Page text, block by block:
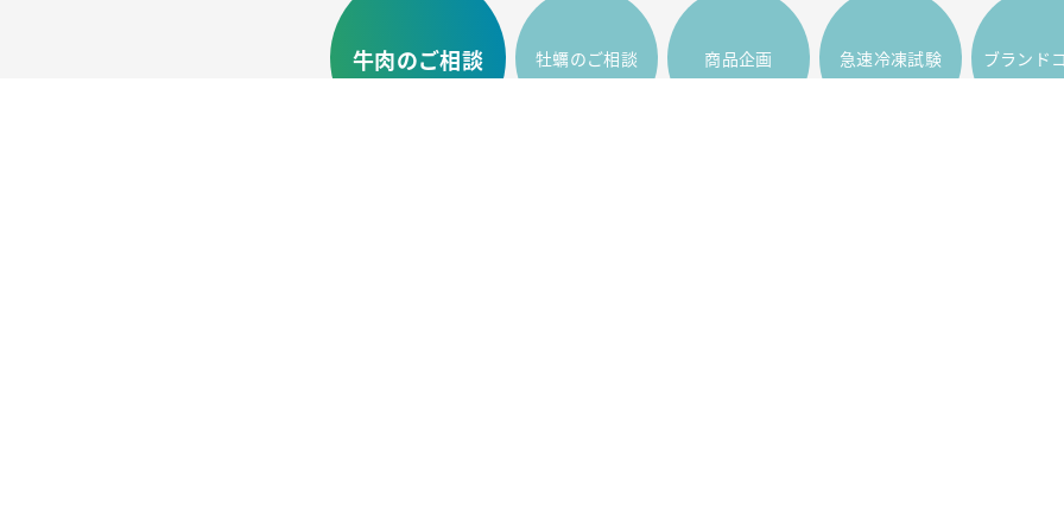
牛肉のご相談 牡蠣のご相談 商品企画 急速冷凍試験 ブランド